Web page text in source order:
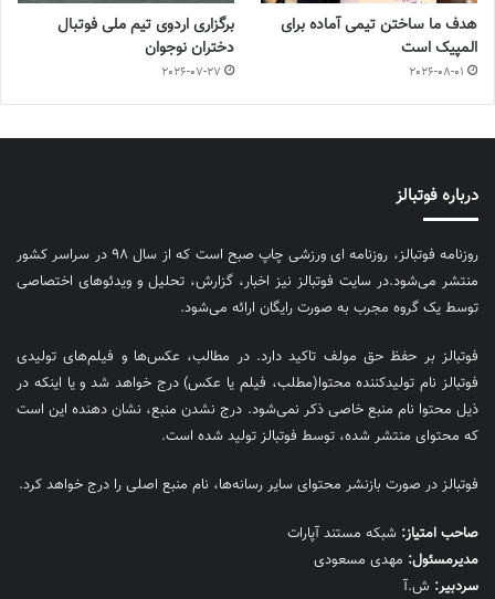
هدف ما ساختن تیمی آماده برای
المپیک است
2026-08-01
برگزاری اردوی تیم ملی فوتبال
دختران نوجوان
2026-07-27
درباره فوتبالز
روزنامه فوتبالز، روزنامه ای ورزشی چاپ صبح است که از سال ۹۸ در سراسر کشور
منتشر می‌شود.در سایت فوتبالز نیز اخبار، گزارش، تحلیل و ویدئوهای اختصاصی
توسط یک گروه مجرب به صورت رایگان ارائه می‌شود.
فوتبالز بر حفظ حق مولف تاکید دارد. در مطالب، عکس‌ها و فیلم‌های تولیدی
فوتبالز نام تولیدکننده محتوا(مطلب، فیلم یا عکس) درج خواهد شد و یا اینکه در
ذیل محتوا نام منبع خاصی ذکر نمی‌‎شود. درج نشدن منبع، نشان دهنده این است
که محتوای منتشر شده، توسط فوتبالز تولید شده است.
فوتبالز در صورت بازنشر محتوای سایر رسانه‌ها، نام منبع اصلی را درج خواهد کرد.
صاحب امتیاز: شبکه مستند آپارات
مديرمسئول: مهدی مسعودی
سردبیر: ش.آ